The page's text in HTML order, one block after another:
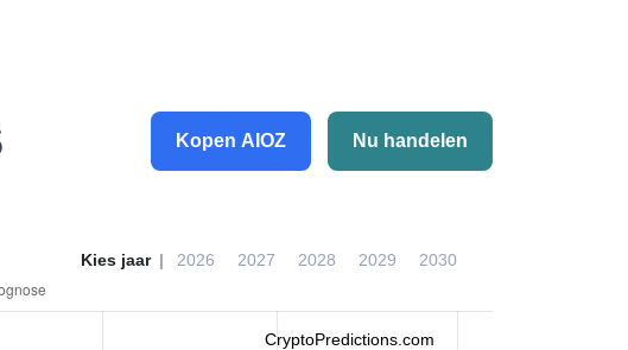
Kopen AIOZ Nu handelen
Kies jaar 2026 2027 2028 2029 2030
CryptoPredictions.com